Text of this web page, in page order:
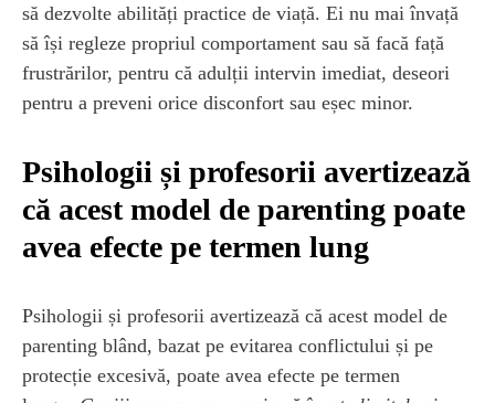
să dezvolte abilități practice de viață. Ei nu mai învață
să își regleze propriul comportament sau să facă față
frustrărilor, pentru că adulții intervin imediat, deseori
pentru a preveni orice disconfort sau eșec minor.
Psihologii și profesorii avertizează
că acest model de parenting poate
avea efecte pe termen lung
Psihologii și profesorii avertizează că acest model de
parenting blând, bazat pe evitarea conflictului și pe
protecție excesivă, poate avea efecte pe termen